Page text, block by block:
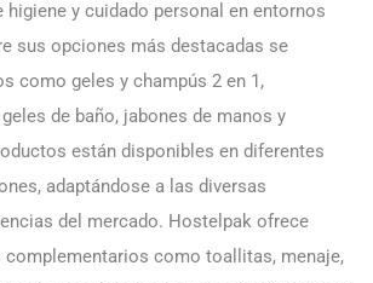
higiene y cuidado personal en entornos
sus opciones más destacadas se
como geles y champús 2 en 1,
de baño, jabones de manos y
están disponibles en diferentes
adaptándose a las diversas
del mercado. Hostelpak ofrece
como toallitas, menaje,